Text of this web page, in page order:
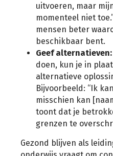
uitvoeren, maar
momenteel niet
mensen beter
beschikbaar bent.
Geef alternatieven:
doen, kun je in
alternatieve
Bijvoorbeeld: “Ik
misschien kan
toont dat je
grenzen te
Gezond blijven als